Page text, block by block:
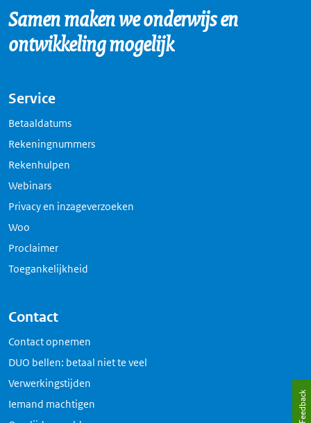
Samen maken we onderwijs en
ontwikkeling mogelijk
Service
Betaaldatums
Rekeningnummers
Rekenhulpen
Webinars
Privacy en inzageverzoeken
Woo
Proclaimer
Toegankelijkheid
Contact
Contact opnemen
DUO bellen: betaal niet te veel
Verwerkingstijden
Iemand machtigen
Feedback